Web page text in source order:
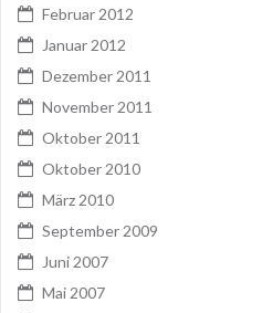
Februar 2012
Januar 2012
Dezember 2011
November 2011
Oktober 2011
Oktober 2010
März 2010
September 2009
Juni 2007
Mai 2007